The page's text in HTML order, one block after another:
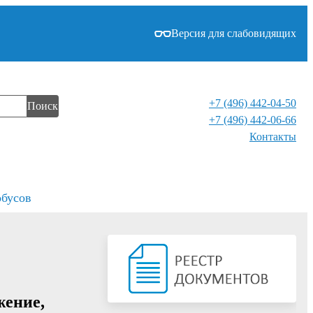
Версия для слабовидящих
Поиск
+7 (496) 442-04-50
+7 (496) 442-06-66
Контакты⁠